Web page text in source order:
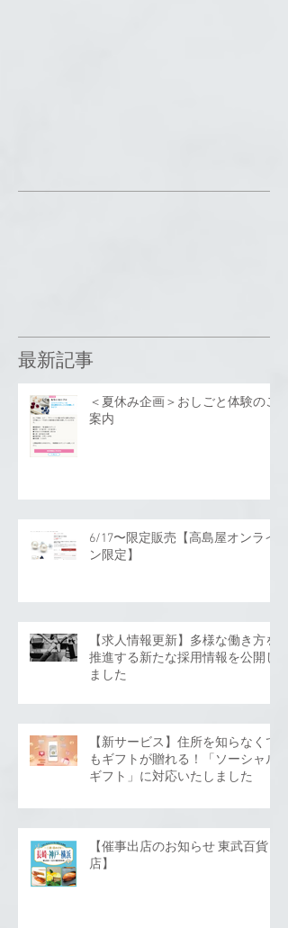
最新記事
＜夏休み企画＞おしごと体験のご
案内
6/17〜限定販売【高島屋オンライ
ン限定】
【求人情報更新】多様な働き方を
推進する新たな採用情報を公開し
ました
【新サービス】住所を知らなくて
もギフトが贈れる！「ソーシャル
ギフト」に対応いたしました
【催事出店のお知らせ 東武百貨
店】